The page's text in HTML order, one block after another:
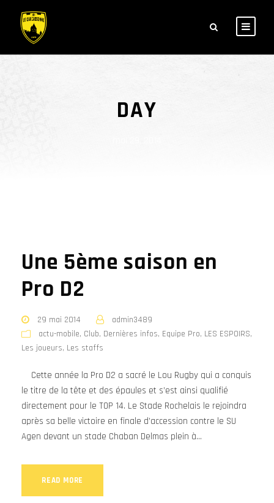
DAY
Une 5ème saison en
Pro D2
29 mai 2014
admin3489
actu-mobile, Club, Dernières infos, Equipe Pro, LES ESPOIRS,
Les joueurs, Les staffs
Cette année la Pro D2 a sacré le Lou Rugby qui a conquis
le titre de la tête et des épaules et s’est ainsi qualifié
directement pour le TOP 14. Le Stade Rochelais le rejoindra
après sa belle victoire en finale d’accession contre le SU
Agen devant un stade Chaban Delmas plein à...
READ MORE